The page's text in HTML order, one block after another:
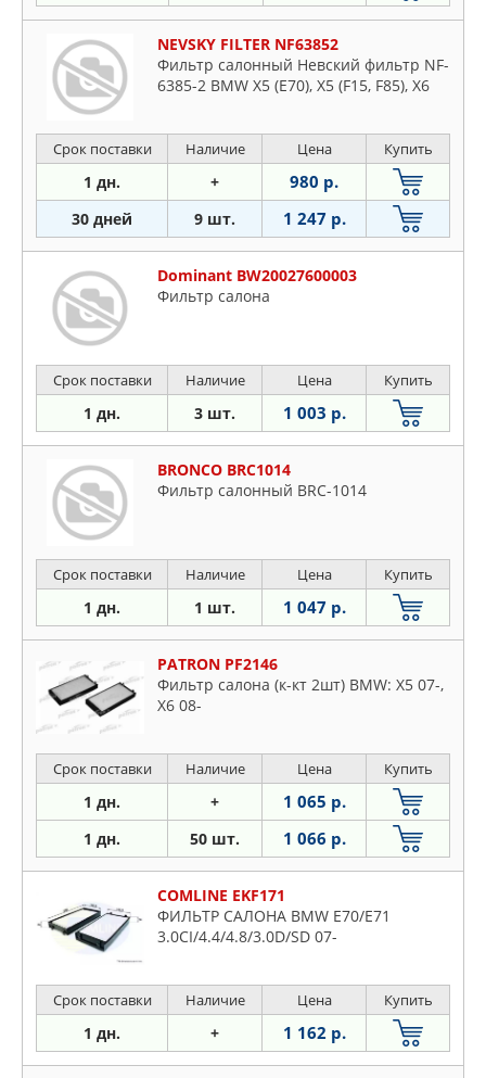
NEVSKY FILTER NF63852
Фильтр салонный Невский фильтр NF-
6385-2 BMW X5 (E70), X5 (F15, F85), X6
Срок поставки Наличие Цена Купить
1 дн. + 980 р.
30 дней 9 шт. 1 247 р.
Dominant BW20027600003
Фильтр салона
Срок поставки Наличие Цена Купить
1 дн. 3 шт. 1 003 р.
BRONCO BRC1014
Фильтр салонный BRC-1014
Срок поставки Наличие Цена Купить
1 дн. 1 шт. 1 047 р.
PATRON PF2146
Фильтр салона (к-кт 2шт) BMW: X5 07-,
X6 08-
Срок поставки Наличие Цена Купить
1 дн. + 1 065 р.
1 дн. 50 шт. 1 066 р.
COMLINE EKF171
ФИЛЬТР САЛОНА BMW E70/E71
3.0CI/4.4/4.8/3.0D/SD 07-
Срок поставки Наличие Цена Купить
1 дн. + 1 162 р.